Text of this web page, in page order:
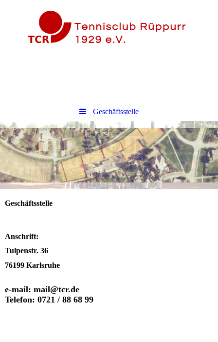
Geschäftsstelle
Geschäftsstelle
Anschrift:
Tulpenstr. 36
76199 Karlsruhe
e-mail: mail@tcr.de
Telefon: 0721 / 88 68 99